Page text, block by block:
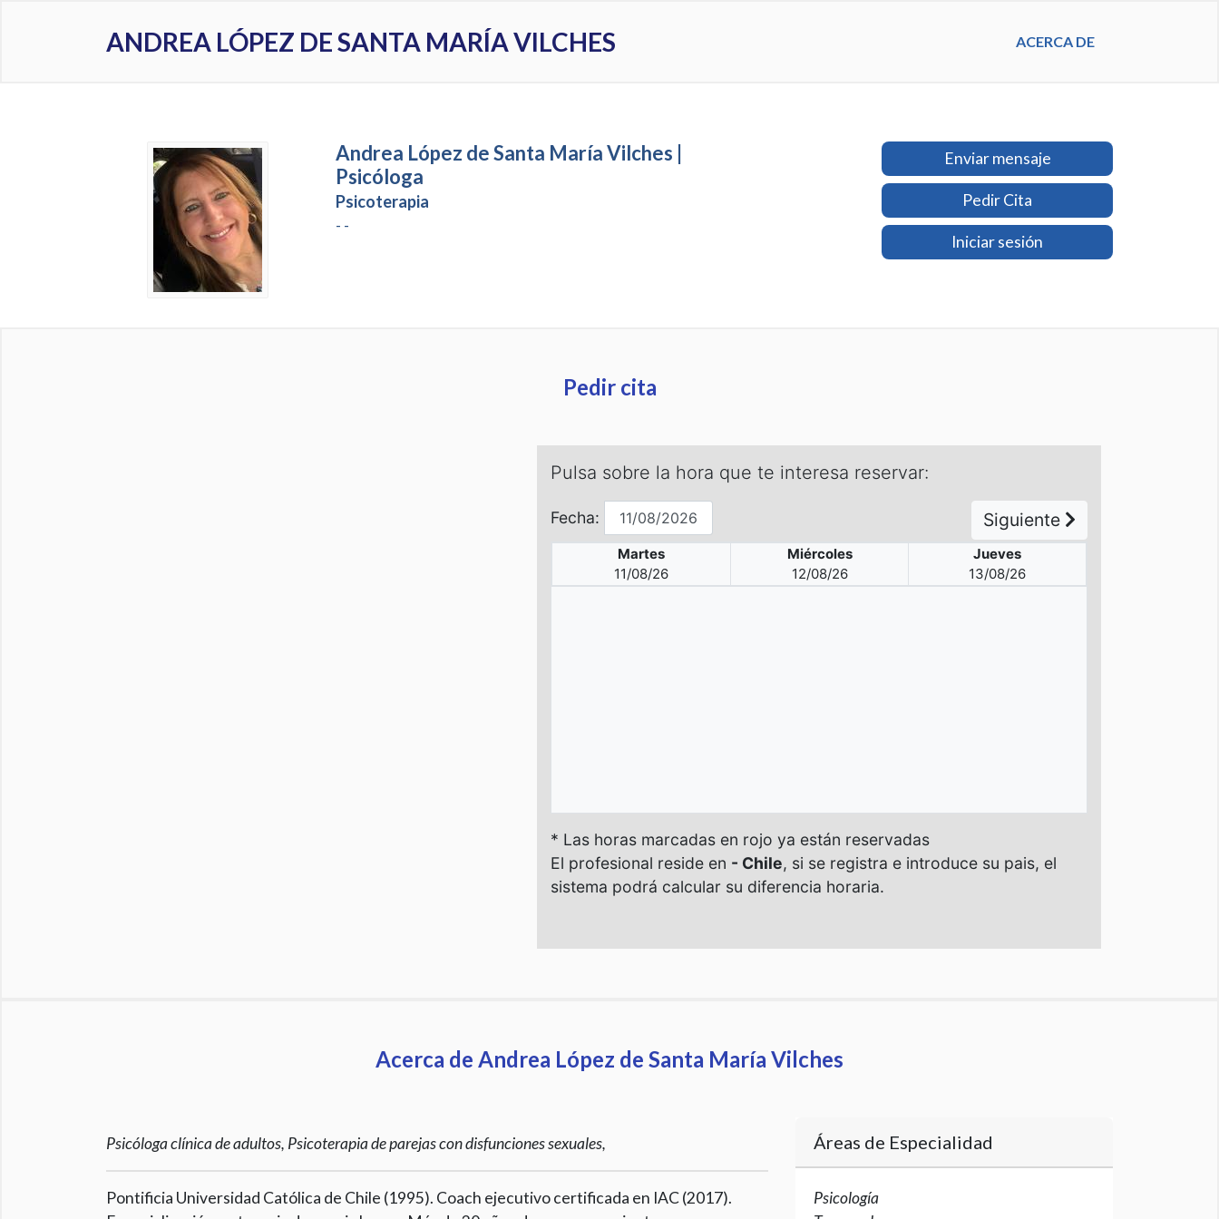
ANDREA LÓPEZ DE SANTA MARÍA VILCHES ACERCA DE
Andrea López de Santa María Vilches |
Psicóloga
Psicoterapia
- -
Enviar mensaje
Pedir Cita
Iniciar sesión
Pedir cita
Acerca de Andrea López de Santa María Vilches
Psicóloga clínica de adultos, Psicoterapia de parejas con disfunciones sexuales,
Pontificia Universidad Católica de Chile (1995). Coach ejecutivo certificada en IAC (2017).
Áreas de Especialidad
Psicología